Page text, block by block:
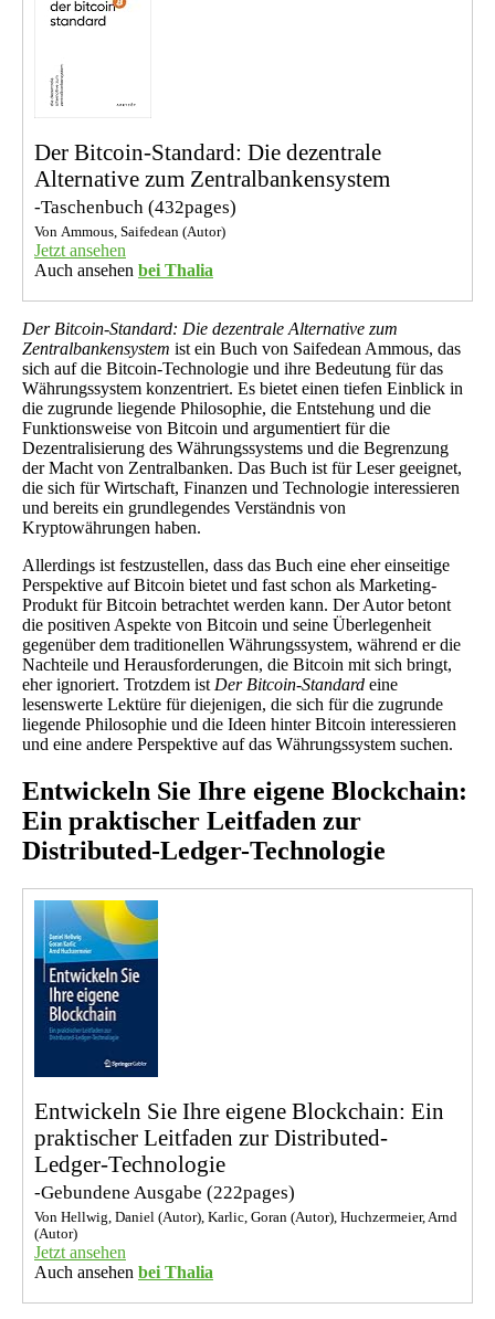
Der Bitcoin-Standard: Die dezentrale
Alternative zum Zentralbankensystem
-Taschenbuch (432pages)
Von Ammous, Saifedean (Autor)
Jetzt ansehen
Auch ansehen bei Thalia
Der Bitcoin-Standard: Die dezentrale Alternative zum
Zentralbankensystem ist ein Buch von Saifedean Ammous, das
sich auf die Bitcoin-Technologie und ihre Bedeutung für das
Währungssystem konzentriert. Es bietet einen tiefen Einblick in
die zugrunde liegende Philosophie, die Entstehung und die
Funktionsweise von Bitcoin und argumentiert für die
Dezentralisierung des Währungssystems und die Begrenzung
der Macht von Zentralbanken. Das Buch ist für Leser geeignet,
die sich für Wirtschaft, Finanzen und Technologie interessieren
und bereits ein grundlegendes Verständnis von
Kryptowährungen haben.
Allerdings ist festzustellen, dass das Buch eine eher einseitige
Perspektive auf Bitcoin bietet und fast schon als Marketing-
Produkt für Bitcoin betrachtet werden kann. Der Autor betont
die positiven Aspekte von Bitcoin und seine Überlegenheit
gegenüber dem traditionellen Währungssystem, während er die
Nachteile und Herausforderungen, die Bitcoin mit sich bringt,
eher ignoriert. Trotzdem ist Der Bitcoin-Standard eine
lesenswerte Lektüre für diejenigen, die sich für die zugrunde
liegende Philosophie und die Ideen hinter Bitcoin interessieren
und eine andere Perspektive auf das Währungssystem suchen.
Entwickeln Sie Ihre eigene Blockchain:
Ein praktischer Leitfaden zur
Distributed-Ledger-Technologie
Entwickeln Sie Ihre eigene Blockchain: Ein
praktischer Leitfaden zur Distributed-
Ledger-Technologie
-Gebundene Ausgabe (222pages)
Von Hellwig, Daniel (Autor), Karlic, Goran (Autor), Huchzermeier, Arnd
(Autor)
Jetzt ansehen
Auch ansehen bei Thalia